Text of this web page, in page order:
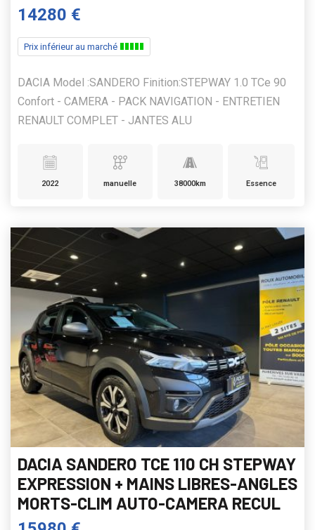
14280 €
Prix inférieur au marché
DACIA Model :SANDERO Finition:STEPWAY 1.0 TCe 90
Confort - CAMERA - PACK NAVIGATION - ENTRETIEN
RENAULT COMPLET - JANTES ALU
2022 manuelle 38000km Essence
DACIA SANDERO TCE 110 CH STEPWAY
EXPRESSION + MAINS LIBRES-ANGLES
MORTS-CLIM AUTO-CAMERA RECUL